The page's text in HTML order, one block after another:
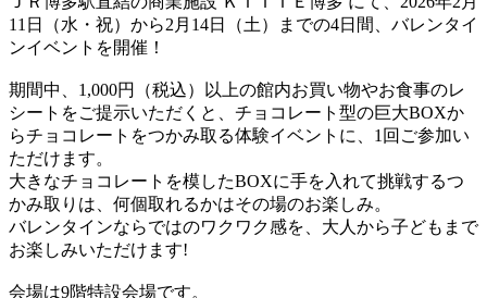
11日（水・祝）から2月14日（土）までの4日間、バレンタイ
ンイベントを開催！
期間中、1,000円（税込）以上の館内お買い物やお食事のレ
シートをご提示いただくと、チョコレート型の巨大BOXか
らチョコレートをつかみ取る体験イベントに、1回ご参加い
ただけます。
大きなチョコレートを模したBOXに手を入れて挑戦するつ
かみ取りは、何個取れるかはその場のお楽しみ。
バレンタインならではのワクワク感を、大人から子どもまで
お楽しみいただけます!
会場は9階特設会場です。